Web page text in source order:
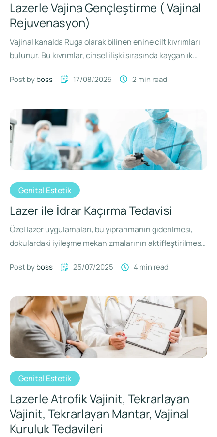
Lazerle Vajina Gençleştirme ( Vajinal
Rejuvenasyon)
Vajinal kanalda Ruga olarak bilinen enine cilt kıvrımları
bulunur. Bu kıvrımlar, cinsel ilişki sırasında kayganlık
Post by boss 17/08/2025 2 min read
Genital Estetik
Lazer ile İdrar Kaçırma Tedavisi
Özel lazer uygulamaları, bu yıpranmanın giderilmesi,
dokulardaki iyileşme mekanizmalarının aktifleştirilmesi
idrar kaçırmanın …
Post by boss 25/07/2025 4 min read
Genital Estetik
Lazerle Atrofik Vajinit, Tekrarlayan
Vajinit, Tekrarlayan Mantar, Vajinal
Kuruluk Tedavileri